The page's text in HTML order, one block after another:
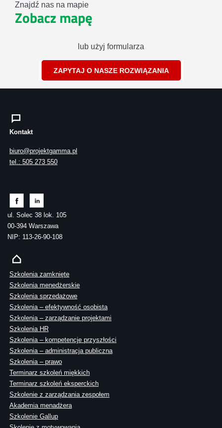
Znajdź nas na mapie
Zobacz mapę
lub użyj formularza
ZAPYTAJ O NASZE ROZWIĄZANIA
Kontakt
biuro@projektgamma.pl
tel.: 505 273 550
ul. Solec 38 lok. 105
00-394 Warszawa
NIP: 113-26-90-108
Szkolenia zamknięte
Szkolenia menedżerskie
Szkolenia sprzedażowe
Szkolenia – efektywność osobista
Szkolenia – zarządzanie projektami
Szkolenia HR
Szkolenia – kompetencje przyszłości
Szkolenia – administracja publiczna
Szkolenia – prawo
Terminarz szkoleń miękkich
Terminarz szkoleń eksperckich
Szkolenie z zarządzania zespołem
Akademia menadżera
Szkolenie Gallup